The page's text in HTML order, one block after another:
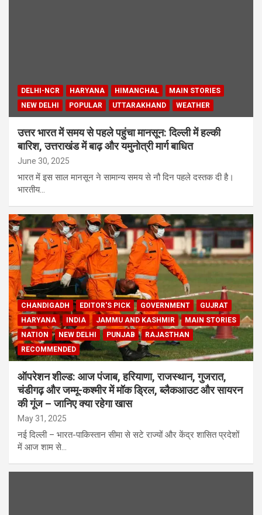
DELHI-NCR HARYANA HIMANCHAL
MAIN STORIES
NEW DELHI
POPULAR UTTARAKHAND WEATHER
उत्तर भारत में समय से पहले पहुंचा मानसून: दिल्ली में हल्की
बारिश, उत्तराखंड में बाढ़ और यमुनोत्री मार्ग बाधित
June 30, 2025
भारत में इस साल मानसून ने सामान्य समय से नौ दिन पहले दस्तक दी है।
भारतीय…
CHANDIGADH EDITOR'S PICK GOVERNMENT
GUJRAT
HARYANA
INDIA JAMMU AND KASHMIR
MAIN STORIES
NATION
NEW DELHI PUNJAB
RAJASTHAN
RECOMMENDED
ऑपरेशन शील्ड: आज पंजाब, हरियाणा, राजस्थान, गुजरात,
चंडीगढ़ और जम्मू-कश्मीर में मॉक ड्रिल, ब्लैकआउट और सायरन
की गूंज – जानिए क्या रहेगा खास
May 31, 2025
नई दिल्ली – भारत-पाकिस्तान सीमा से सटे राज्यों और केंद्र शासित प्रदेशों
में आज शाम से…